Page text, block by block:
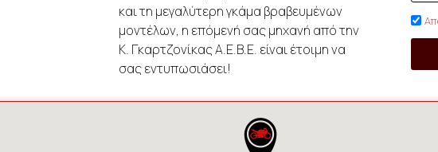
και τη μεγαλύτερη γκάμα βραβευμένων
μοντέλων, η επόμενή σας μηχανή από την
Κ. Γκαρτζονίκας A.E.B.E. είναι έτοιμη να
σας εντυπωσιάσει!